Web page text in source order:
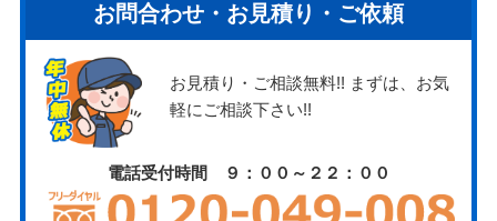
お問合わせ・お見積り・ご依頼
お見積り・ご相談無料!! まずは、お気
軽にご相談下さい!!
電話受付時間 ９：００～２２：００